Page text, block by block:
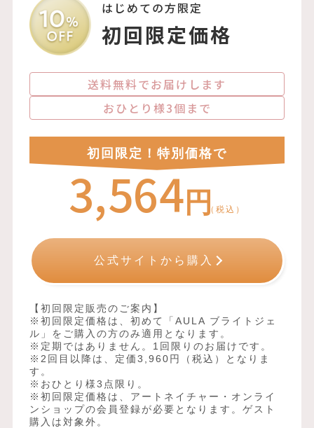
はじめての方限定
初回限定価格
送料無料でお届けします
おひとり様3個まで
初回限定！特別価格で
3,564 円（税込）
公式サイトから購入
【初回限定販売のご案内】
※初回限定価格は、初めて「AULA ブライトジェ
ル」をご購入の方のみ適用となります。
※定期ではありません。1回限りのお届けです。
※2回目以降は、定価3,960円（税込）となりま
す。
※おひとり様3点限り。
※初回限定価格は、アートネイチャー・オンライ
ンショップの会員登録が必要となります。ゲスト
購入は対象外。